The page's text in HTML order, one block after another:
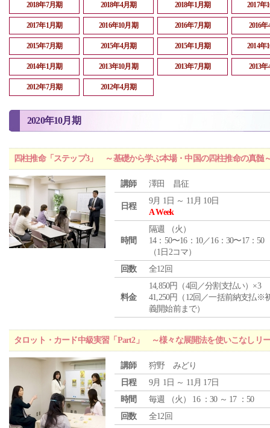
2018年7月期 2018年4月期 2018年1月期 2017年
2017年1月期 2016年10月期 2016年7月期 2016
2015年7月期 2015年4月期 2015年1月期 2014年
2014年1月期 2013年10月期 2013年7月期 2013
2012年7月期 2012年4月期
2020年10月期
四柱推命「ステップ3」 ～基礎から学ぶ本場・中国の四柱推命の真髄
講師 澤田 昌征
日程
9月 1日 ～ 11月 10日
A Week
時間
隔週 （火 ）
14：50〜16：10／16：30〜17：50
（1日2コマ）
回数
全12回
料金
14,850円（4回／分割支払い）×3
41,250円（12回／一括前納支払※
義開始前まで）
タロット・カード中級実習「Part2」 ～様々な展開法を使いこなしリ
講師
狩野 みどり
日程
9月 1日 ～ 11月 17日
時間
毎週 （火 ） 16 ：30 ～ 17 ：50
回数
全12回